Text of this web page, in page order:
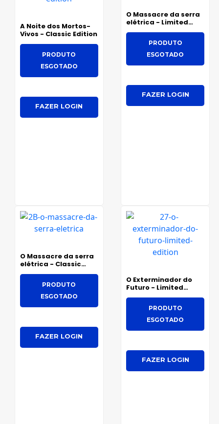
A Noite dos Mortos-
Vivos - Classic Edition
PRODUTO
ESGOTADO
FAZER LOGIN
O Massacre da serra
elétrica - Limited
Edition
PRODUTO
ESGOTADO
FAZER LOGIN
O Massacre da serra
elétrica - Classic
Edition
PRODUTO
ESGOTADO
FAZER LOGIN
O Exterminador do
Futuro - Limited
Edition
PRODUTO
ESGOTADO
FAZER LOGIN